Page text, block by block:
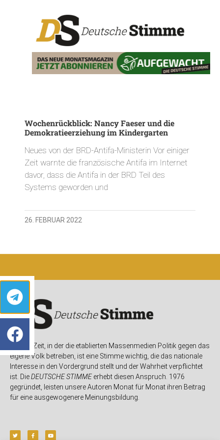
Wochenrückblick: Nancy Faeser und die
Demokratieerziehung im Kindergarten
Neues von der BRD-Antifa-Ministerin Vor einiger
Zeit warnte die französische Antifa im Internet
davor, dass die Antifa in der BRD Teil des
Systems geworden und
26. FEBRUAR 2022
In einer Zeit, in der die etablierten Massenmedien Politik gegen das
eigene Volk betreiben, ist eine Stimme wichtig, die das nationale
Interesse in den Vordergrund stellt und der Wahrheit verpflichtet
ist. DieDEUTSCHE STIMMEerhebt diesen Anspruch. 1976
gegründet, leisten unsere Autoren Monat für Monat ihren Beitrag
für eine ausgewogenere Meinungsbildung.